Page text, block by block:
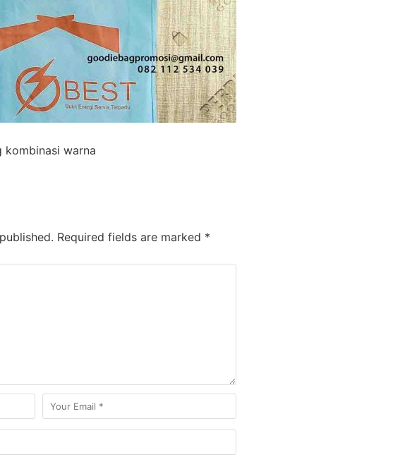
warna
Required fields are marked *